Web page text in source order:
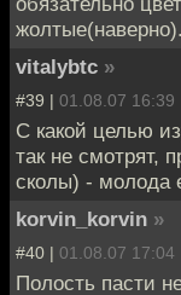
vitalybtc »
#39 | 01.08.07 16:39
С какой целью
так не смотрят,
сколы) - молода
korvin_korvin »
#40 | 01.08.07 17:04
Полость пасти